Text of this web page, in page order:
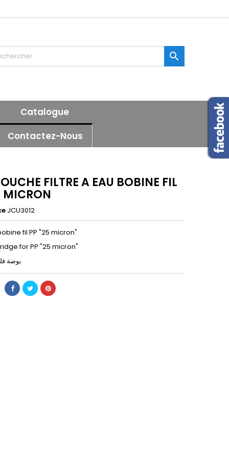

Catalogue
Contactez-Nous
FILTRE A EAU BOBINE FIL
MICRON
JCU3012
fil PP "25 micron"
for PP "25 micron"